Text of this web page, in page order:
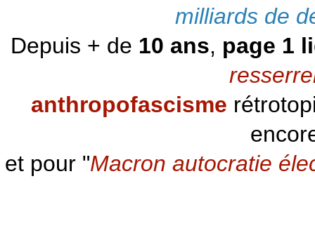
milliards de
Depuis + de 10 ans, page 1
anthropofascisme
et pour "Macron autocratie